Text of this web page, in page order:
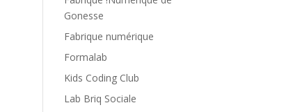
Gonesse
Fabrique numérique
Formalab
Kids Coding Club
Lab Briq Sociale